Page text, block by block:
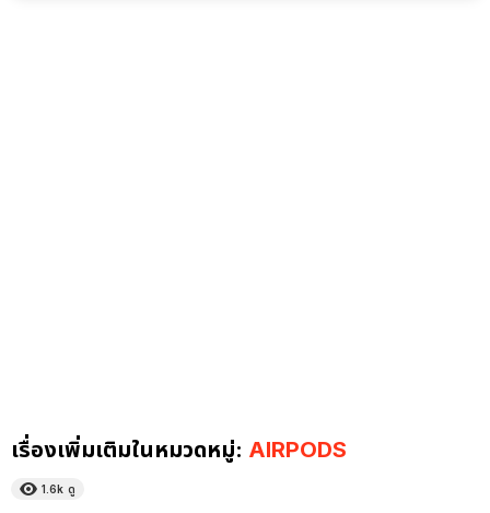
เรื่องเพิ่มเติมในหมวดหมู่: AIRPODS
1.6k ดู